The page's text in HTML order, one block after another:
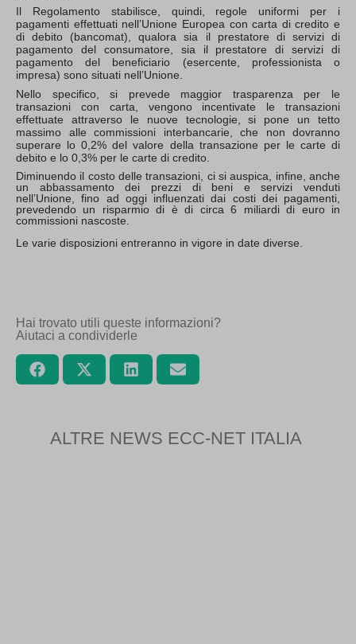
Il Regolamento stabilisce, quindi, regole uniformi per i
pagamenti effettuati nell’Unione Europea con carta di credito e
di debito (bancomat), qualora sia il prestatore di servizi di
pagamento del consumatore, sia il prestatore di servizi di
pagamento del beneficiario (esercente, professionista o
impresa) sono situati nell’Unione.
Nello specifico, si prevede maggior trasparenza per le
transazioni con carta, vengono incentivate le transazioni
effettuate attraverso le nuove tecnologie, si pone un tetto
massimo alle commissioni interbancarie, che non dovranno
superare lo 0,2% del valore della transazione per le carte di
debito e lo 0,3% per le carte di credito.
Diminuendo il costo delle transazioni, ci si auspica, infine, anche
un abbassamento dei prezzi di beni e servizi venduti
nell’Unione, fino ad oggi influenzati dai costi dei pagamenti,
prevedendo un risparmio di è di circa 6 miliardi di euro in
commissioni nascoste.
Le varie disposizioni entreranno in vigore in date diverse.
Hai trovato utili queste informazioni?
Aiutaci a condividerle
ALTRE NEWS ECC-NET ITALIA